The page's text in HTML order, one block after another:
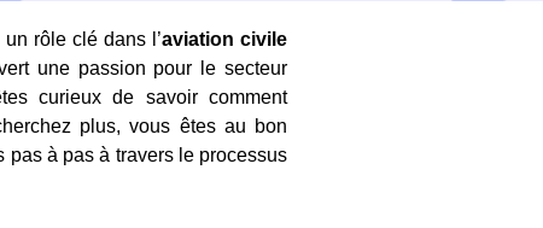
rôle clé dans l’aviation civile
une passion pour le secteur
curieux de savoir comment
plus, vous êtes au bon
pas à pas à travers le processus